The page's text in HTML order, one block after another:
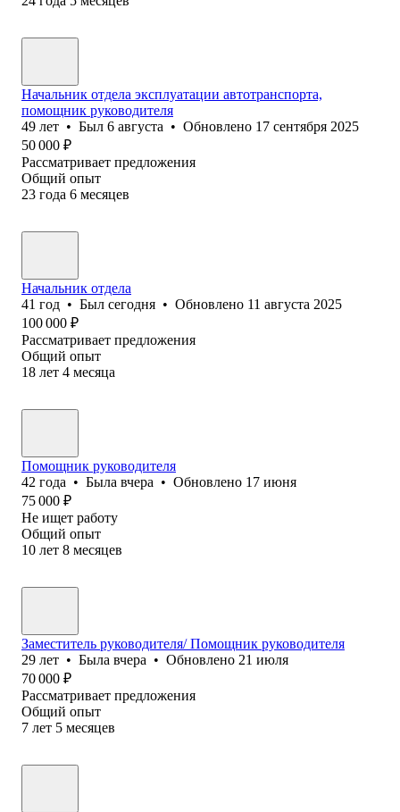
Начальник отдела эксплуатации автотранспорта,
помощник руководителя
49 лет • Был 6 августа • Обновлено 17 сентября 2025
50 000 ₽
Рассматривает предложения
Общий опыт
23 года 6 месяцев
Начальник отдела
41 год • Был сегодня • Обновлено 11 августа 2025
100 000 ₽
Рассматривает предложения
Общий опыт
18 лет 4 месяца
Помощник руководителя
42 года • Была вчера • Обновлено 17 июня
75 000 ₽
Не ищет работу
Общий опыт
10 лет 8 месяцев
Заместитель руководителя/ Помощник руководителя
29 лет • Была вчера • Обновлено 21 июля
70 000 ₽
Рассматривает предложения
Общий опыт
7 лет 5 месяцев